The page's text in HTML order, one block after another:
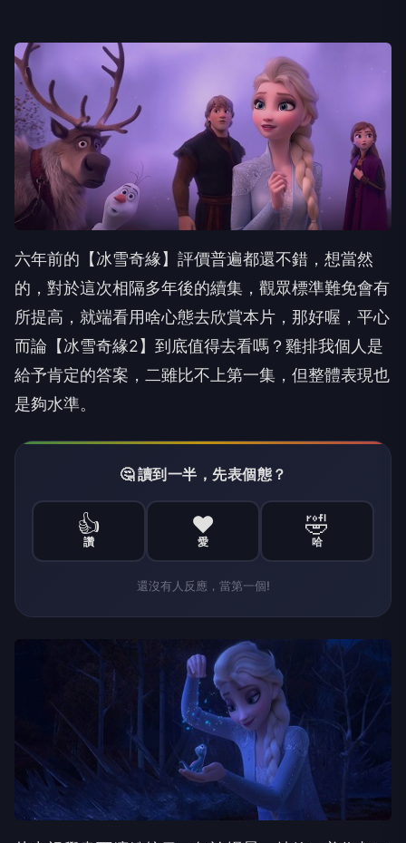
六年前的【冰雪奇緣】評價普遍都還不錯，想當然
的，對於這次相隔多年後的續集，觀眾標準難免會有
所提高，就端看用啥心態去欣賞本片，那好喔，平心
而論【冰雪奇緣2】到底值得去看嗎？雞排我個人是
給予肯定的答案，二雖比不上第一集，但整體表現也
是夠水準。
🤔 讀到一半，先表個態？
👍
讚
❤️
愛
🤣
哈
還沒有人反應，當第一個!